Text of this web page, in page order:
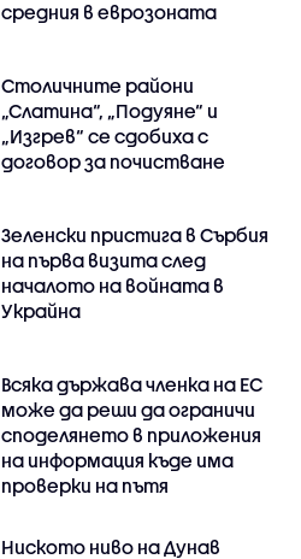
средния в еврозоната
Столичните райони
„Слатина“, „Подуяне“ и
„Изгрев“ се сдобиха с
договор за почистване
Зеленски пристига в Сърбия
на първа визита след
началото на войната в
Украйна
Всяка държава членка на ЕС
може да реши да ограничи
споделянето в приложения
на информация къде има
проверки на пътя
Ниското ниво на Дунав